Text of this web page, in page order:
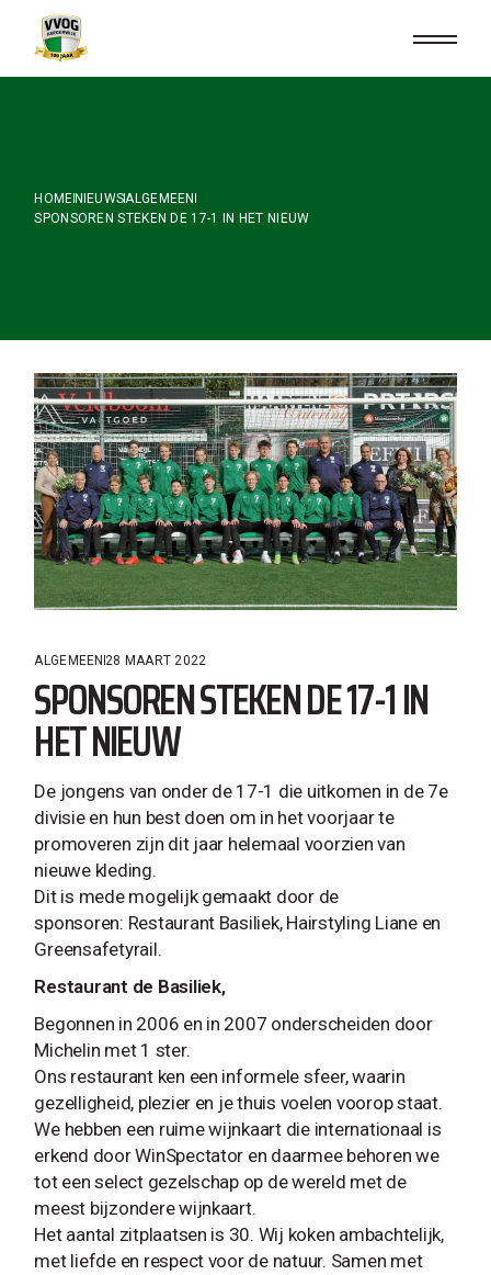
content
HOME NIEUWSALGEMEEN
SPONSOREN STEKEN DE 17-1 IN HET NIEUW
ALGEMEEN 28 MAART 2022
SPONSOREN STEKEN DE 17-1 IN
HET NIEUW
De jongens van onder de 17-1 die uitkomen in de 7e
divisie en hun best doen om in het voorjaar te
promoveren zijn dit jaar helemaal voorzien van
nieuwe kleding.
Dit is mede mogelijk gemaakt door de
sponsoren: Restaurant Basiliek, Hairstyling Liane en
Greensafetyrail.
Restaurant de Basiliek,
Begonnen in 2006 en in 2007 onderscheiden door
Michelin met 1 ster.
Ons restaurant ken een informele sfeer, waarin
gezelligheid, plezier en je thuis voelen voorop staat.
We hebben een ruime wijnkaart die internationaal is
erkend door WinSpectator en daarmee behoren we
tot een select gezelschap op de wereld met de
meest bijzondere wijnkaart.
Het aantal zitplaatsen is 30. Wij koken ambachtelijk,
met liefde en respect voor de natuur. Samen met